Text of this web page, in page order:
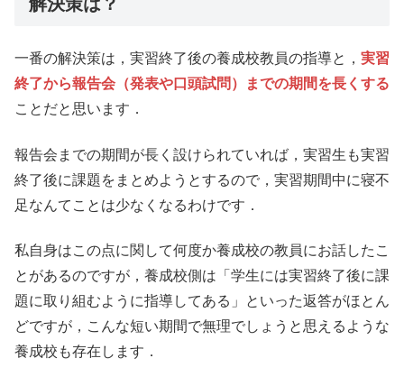
一番の解決策は，実習終了後の養成校教員の指導と， 実習
終了から報告会（発表や口頭試問）までの期間を長くする
ことだと思います．
報告会までの期間が長く設けられていれば，実習生も実習
終了後に課題をまとめようとするので，実習期間中に寝不
足なんてことは少なくなるわけです．
私自身はこの点に関して何度か養成校の教員にお話したこ
とがあるのですが，養成校側は「学生には実習終了後に課
題に取り組むように指導してある」といった返答がほとん
どですが，こんな短い期間で無理でしょうと思えるような
養成校も存在します．